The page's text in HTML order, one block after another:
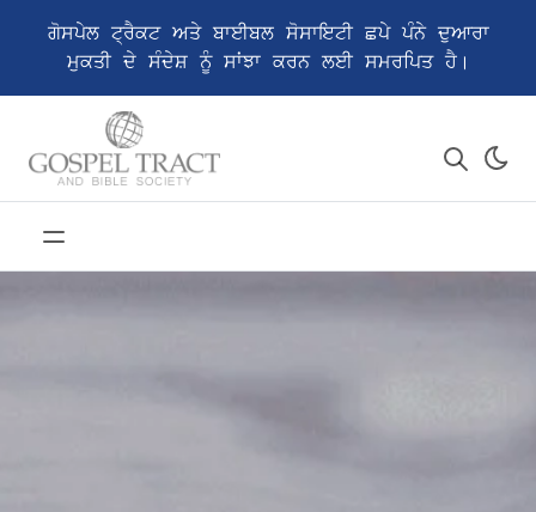
ਗੋਸਪੇਲ ਟ੍ਰੈਕਟ ਅਤੇ ਬਾਈਬਲ ਸੋਸਾਇਟੀ ਛਪੇ ਪੰਨੇ ਦੁਆਰਾ
ਮੁਕਤੀ ਦੇ ਸੰਦੇਸ਼ ਨੂੰ ਸਾਂਝਾ ਕਰਨ ਲਈ ਸਮਰਪਿਤ ਹੈ।